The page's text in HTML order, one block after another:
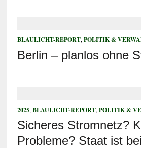
BLAULICHT-REPORT, POLITIK &
Berlin – planlos ohne
2025, BLAULICHT-REPORT, POLITIK &
Sicheres Stromnetz?
Probleme? Staat ist